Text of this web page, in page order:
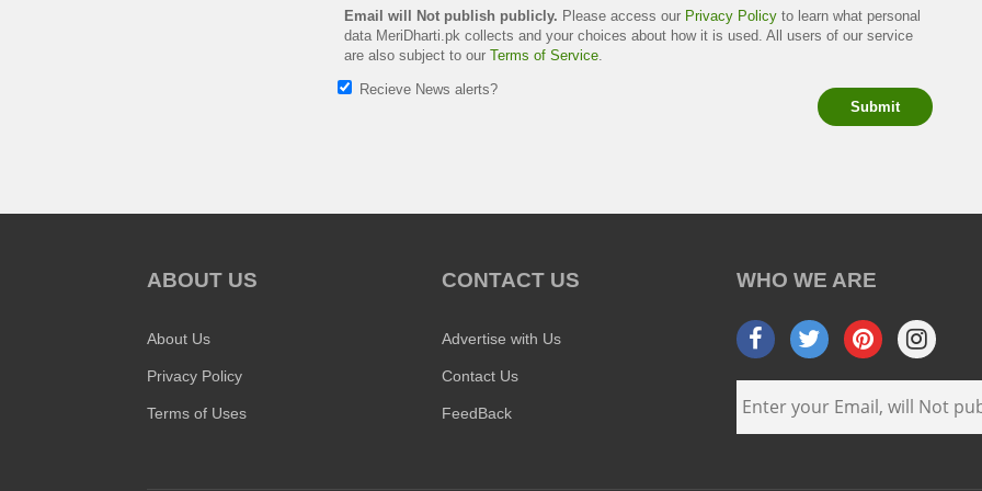
Email will Not publish publicly. Please access our Privacy Policy to learn what personal
data MeriDharti.pk collects and your choices about how it is used. All users of our service
are also subject to ourTerms of Service.
Recieve News alerts?
Submit
ABOUT US
About Us
Privacy Policy
Terms of Uses
CONTACT US
Advertise with Us
Contact Us
FeedBack
WHO WE ARE